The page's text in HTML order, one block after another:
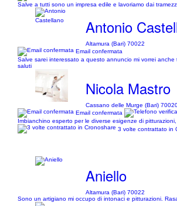
Salve a tutti sono un impresa edile e lavoriamo dai
Antonio
Altamura (Bari) 70022
Email confermata
Salve sarei interessato a questo annuncio mi vorrei
saluti
Nicola Mastro
Cassano delle Murge (Bari)
Email confermata
Imbianchino esperto per le diverse esigenze di
3 volte contrattato in
Aniello
Altamura (Bari) 70022
Sono un artigiano mi occupo di intonaci e pitturazioni.